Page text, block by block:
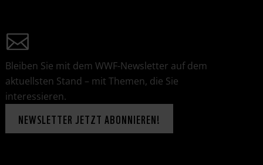
Bleiben Sie mit dem WWF-Newsletter auf dem
aktuellsten Stand – mit Themen, die Sie
interessieren.
NEWSLETTER JETZT ABONNIEREN!